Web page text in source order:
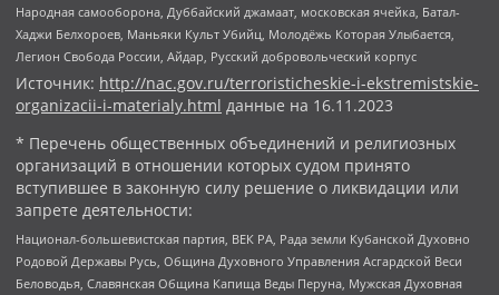
Народная самооборона, Дуббайский джамаат, московская ячейка, Батал-
Хаджи Белхороев, Маньяки Культ Убийц, Молодёжь Которая Улыбается,
Легион Свобода России, Айдар, Русский добровольческий корпус
Источник: http://nac.gov.ru/terroristicheskie-i-ekstremistskie-
organizacii-i-materialy.html данные на 16.11.2023
* Перечень общественных объединений и религиозных
организаций в отношении которых судом принято
вступившее в законную силу решение о ликвидации или
запрете деятельности:
Национал-большевистская партия, ВЕК РА, Рада земли Кубанской Духовно
Родовой Державы Русь, Община Духовного Управления Асгардской Веси
Беловодья, Славянская Община Капища Веды Перуна, Мужская Духовная